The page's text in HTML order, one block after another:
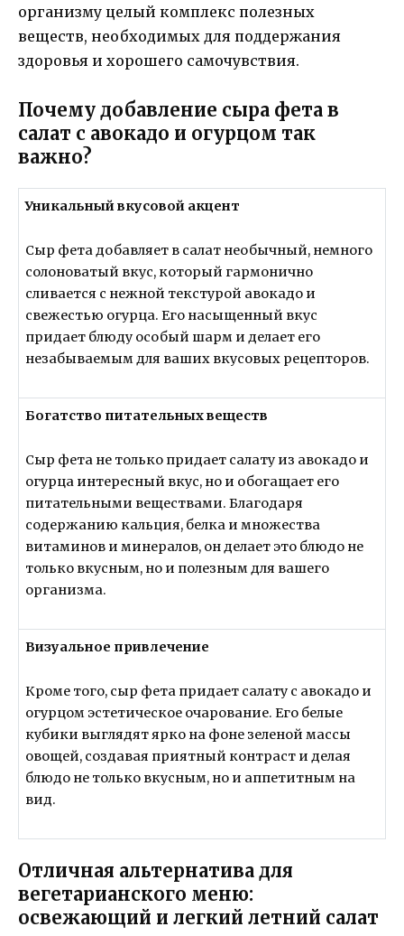
организму целый комплекс полезных
веществ, необходимых для поддержания
здоровья и хорошего самочувствия.
Почему добавление сыра фета в
салат с авокадо и огурцом так
важно?
Уникальный вкусовой акцент
Сыр фета добавляет в салат необычный, немного
солоноватый вкус, который гармонично
сливается с нежной текстурой авокадо и
свежестью огурца. Его насыщенный вкус
придает блюду особый шарм и делает его
незабываемым для ваших вкусовых рецепторов.
Богатство питательных веществ
Сыр фета не только придает салату из авокадо и
огурца интересный вкус, но и обогащает его
питательными веществами. Благодаря
содержанию кальция, белка и множества
витаминов и минералов, он делает это блюдо не
только вкусным, но и полезным для вашего
организма.
Визуальное привлечение
Кроме того, сыр фета придает салату с авокадо и
огурцом эстетическое очарование. Его белые
кубики выглядят ярко на фоне зеленой массы
овощей, создавая приятный контраст и делая
блюдо не только вкусным, но и аппетитным на
вид.
Отличная альтернатива для
вегетарианского меню:
освежающий и легкий летний салат